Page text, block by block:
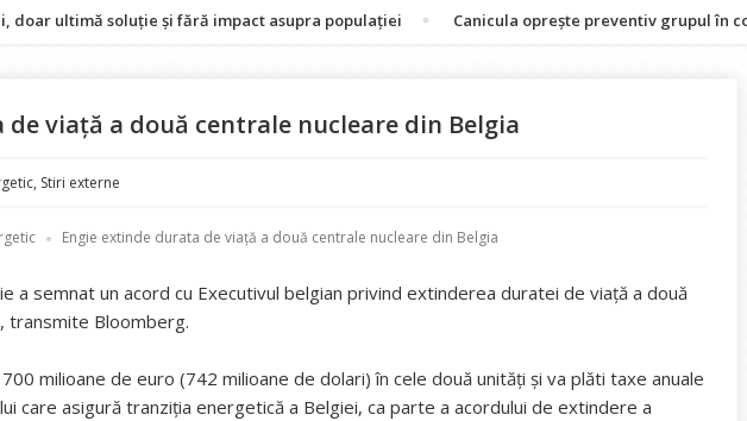
soluție și fără impact asupra populației Canicula oprește preventiv grupul în
viaţă a două centrale nucleare din Belgia
, Stiri externe
Engie extinde durata de viaţă a două centrale nucleare din Belgia
a semnat un acord cu Executivul belgian privind extinderea duratei de viaţă a două
transmite Bloomberg.
milioane de euro (742 milioane de dolari) în cele două unităţi şi va plăti taxe anuale
care asigură tranziţia energetică a Belgiei, ca parte a acordului de extindere a